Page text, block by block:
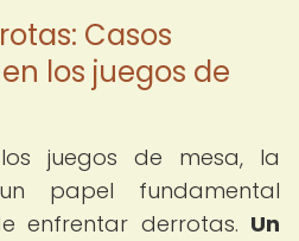
Casos
los juegos de
juegos de mesa, la
papel fundamental
enfrentar derrotas. Un